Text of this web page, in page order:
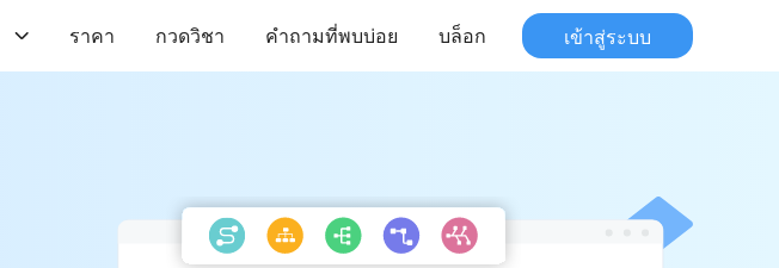
ราคา กวดวิชา คำถามที่พบบ่อย บล็อก เข้าสู่ระบบ